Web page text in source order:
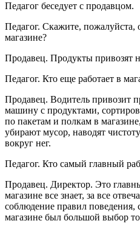
Педагог беседует с продавцом.
Педагог. Скажите, пожалуйста,
магазине?
Продавец. Продукты привозят
Педагог. Кто еще работает в
Продавец. Водитель привозит
машину с продуктами,
по пакетам и полкам в
убирают мусор, наводят
вокруг нег.
Педагог. Кто самый главный
Продавец. Директор. Это
магазине все знает, за все
соблюдение правил поведения,
магазине был большой выбор